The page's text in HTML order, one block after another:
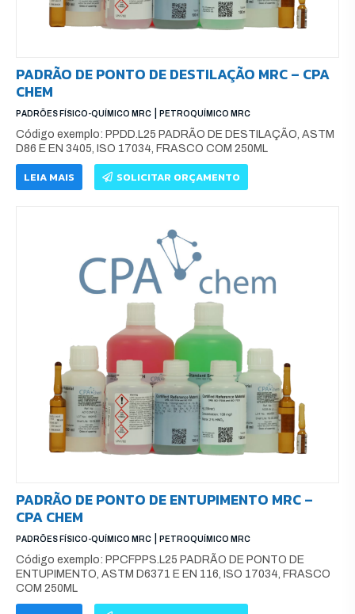
PADRÃO DE PONTO DE DESTILAÇÃO MRC – CPA
CHEM
PADRÕES FÍSICO-QUÍMICO MRC PETROQUÍMICO MRC
Código exemplo: PPDD.L25 PADRÃO DE DESTILAÇÃO, ASTM
D86 E EN 3405, ISO 17034, FRASCO COM 250ML
LEIA MAIS SOLICITAR ORÇAMENTO
PADRÃO DE PONTO DE ENTUPIMENTO MRC –
CPA CHEM
PADRÕES FÍSICO-QUÍMICO MRC PETROQUÍMICO MRC
Código exemplo: PPCFPPS.L25 PADRÃO DE PONTO DE
ENTUPIMENTO, ASTM D6371 E EN 116, ISO 17034, FRASCO
COM 250ML